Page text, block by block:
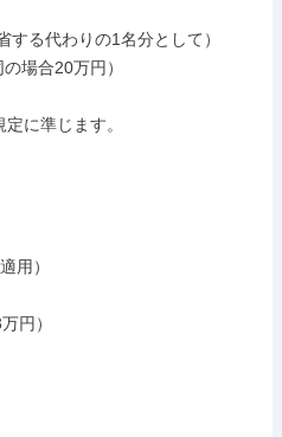
する代わりの1名分として）
場合20万円）
に準じます。
用）
円）